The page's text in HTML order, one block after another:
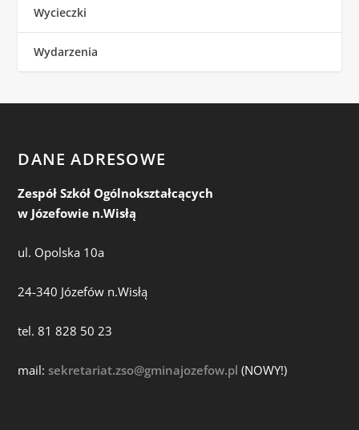
Wycieczki
Wydarzenia
DANE ADRESOWE
Zespół Szkół Ogólnokształcących
w Józefowie n.Wisłą
ul. Opolska 10a
24-340 Józefów n.Wisłą
tel. 81 828 50 23
mail:sekretariat.zso@gminajozefow.pl (NOWY!)